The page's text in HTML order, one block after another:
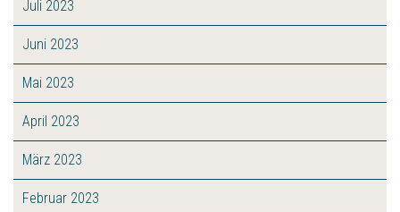
Juli 2023
Juni 2023
Mai 2023
April 2023
März 2023
Februar 2023